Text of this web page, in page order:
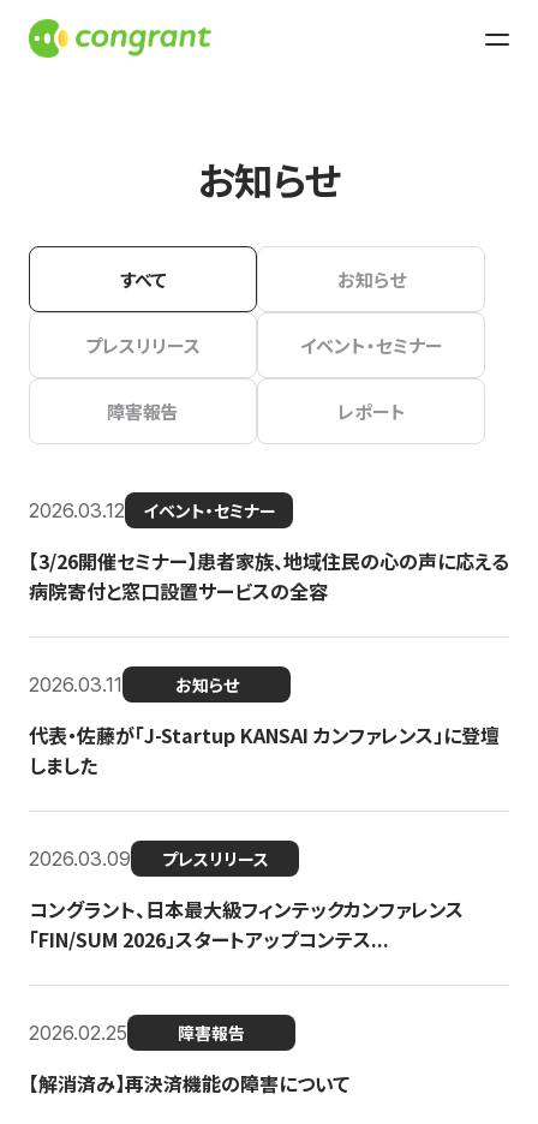
お知らせ
すべて お知らせ
プレスリリース イベント・セミナー
障害報告 レポート
2026.03.12 イベント・セミナー
【3/26開催セミナー】患者家族、地域住民の心の声に応える
病院寄付と窓口設置サービスの全容
2026.03.11 お知らせ
代表・佐藤が「J-Startup KANSAI カンファレンス」に登壇
しました
2026.03.09 プレスリリース
コングラント、日本最大級フィンテックカンファレンス
「FIN/SUM 2026」スタートアップコンテス...
2026.02.25 障害報告
【解消済み】再決済機能の障害について